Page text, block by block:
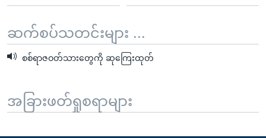
ဆက်စပ်သတင်းများ ...
စစ်ရာဇဝတ်သားတွေကို ဆုကြေးထုတ်
အခြားဖတ်ရှုစရာများ